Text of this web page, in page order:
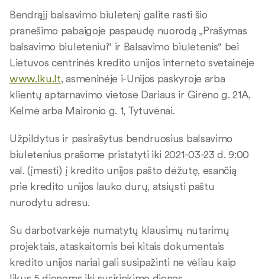
Bendrąjį balsavimo biuletenį galite rasti šio
pranešimo pabaigoje paspaudę nuorodą „Prašymas
balsavimo biuleteniui“ ir Balsavimo biuletenis“ bei
Lietuvos centrinės kredito unijos interneto svetainėje
www.lku.lt, asmeninėje i-Unijos paskyroje arba
klientų aptarnavimo vietose Dariaus ir Girėno g. 21A,
Kelmė arba Maironio g. 1, Tytuvėnai.
Užpildytus ir pasirašytus bendruosius balsavimo
biuletenius prašome pristatyti iki 2021-03-23 d. 9:00
val. (įmesti) į kredito unijos pašto dėžutę, esančią
prie kredito unijos lauko durų, atsiųsti paštu
nurodytu adresu.
Su darbotvarkėje numatytų klausimų nutarimų
projektais, ataskaitomis bei kitais dokumentais
kredito unijos nariai gali susipažinti ne vėliau kaip